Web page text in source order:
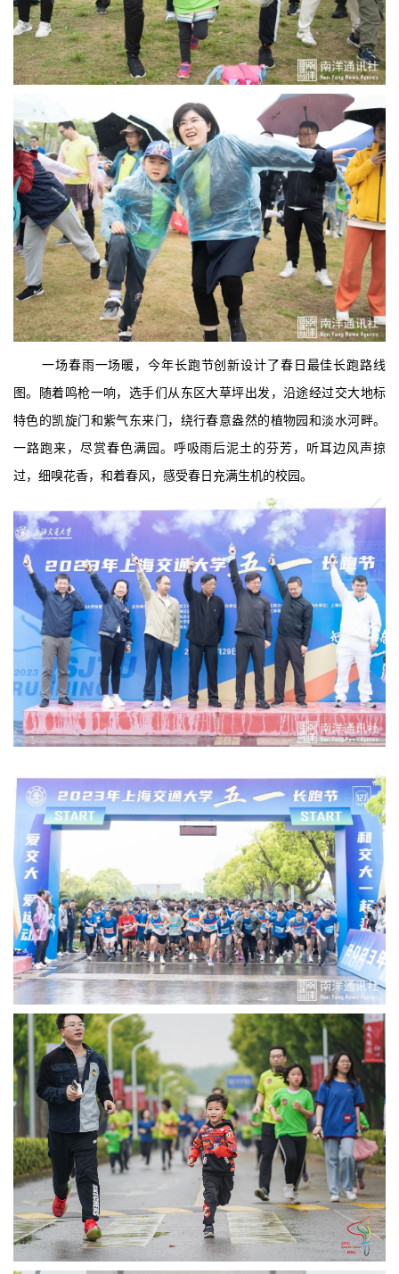
一场春雨一场暖，今年长跑节创新设计了春日最佳长跑路线
图。随着鸣枪一响，选手们从东区大草坪出发，沿途经过交大地标
特色的凯旋门和紫气东来门，绕行春意盎然的植物园和淡水河畔。
一路跑来，尽赏春色满园。呼吸雨后泥土的芬芳，听耳边风声掠
过，细嗅花香，和着春风，感受春日充满生机的校园。